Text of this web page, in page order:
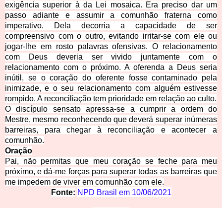
exigência superior à da Lei mosaica. Era preciso dar um
passo adiante e assumir a comunhão fraterna como
imperativo. Dela decorria a capacidade de ser
compreensivo com o outro, evitando irritar-se com ele ou
jogar-lhe em rosto palavras ofensivas. O relacionamento
com Deus deveria ser vivido juntamente com o
relacionamento com o próximo. A oferenda a Deus seria
inútil, se o coração do oferente fosse contaminado pela
inimizade, e o seu relacionamento com alguém estivesse
rompido. A reconciliação tem prioridade em relação ao culto.
O discípulo sensato apressa-se a cumprir a ordem do
Mestre, mesmo reconhecendo que deverá superar inúmeras
barreiras, para chegar à reconciliação e acontecer a
comunhão.
Oração
Pai, não permitas que meu coração se feche para meu
próximo, e dá-me forças para superar todas as barreiras que
me impedem de viver em comunhão com ele.
Fonte: NPD Brasil em 10/06/2021